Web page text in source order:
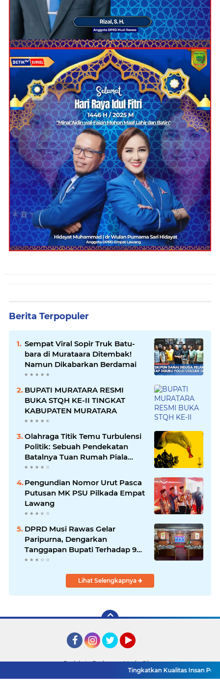
Berita Terpopuler
Sempat Viral Sopir Truk Batu-
bara di Murataara Ditembak!
Namun Dikabarkan Berdamai
BUPATI MURATARA RESMI
BUKA STQH KE-II TINGKAT
KABUPATEN MURATARA
Olahraga Titik Temu Turbulensi
Politik: Sebuah Pendekatan
Batalnya Tuan Rumah Piala
Dunia U-20
Pengundian Nomor Urut Pasca
Putusan MK PSU Pilkada Empat
Lawang
DPRD Musi Rawas Gelar
Paripurna, Dengarkan
Tanggapan Bupati Terhadap 9
Raperda Inisiatif
Lihat Selengkapnya
Redaksi
Pedoman Media Siber
Tingkatkan Kualitas Insan Pers,
2026 Detik TV Sumsel